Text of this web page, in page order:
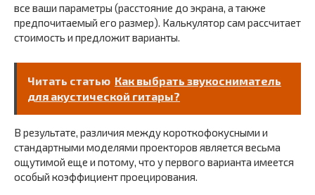
все ваши параметры (расстояние до экрана, а также
предпочитаемый его размер). Калькулятор сам рассчитает
стоимость и предложит варианты.
Читать статью Как выбрать звукосниматель
для акустической гитары?
В результате, различия между короткофокусными и
стандартными моделями проекторов является весьма
ощутимой еще и потому, что у первого варианта имеется
особый коэффициент проецирования.